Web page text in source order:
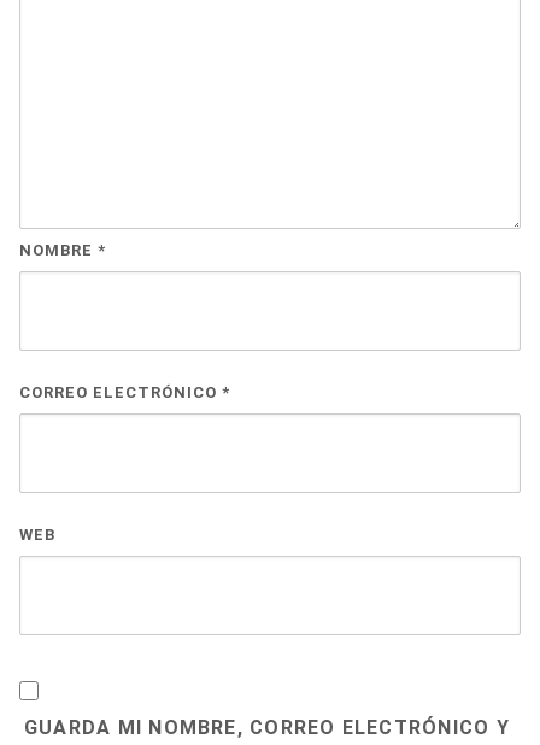
NOMBRE *
CORREO ELECTRÓNICO *
WEB
GUARDA MI NOMBRE, CORREO ELECTRÓNICO Y